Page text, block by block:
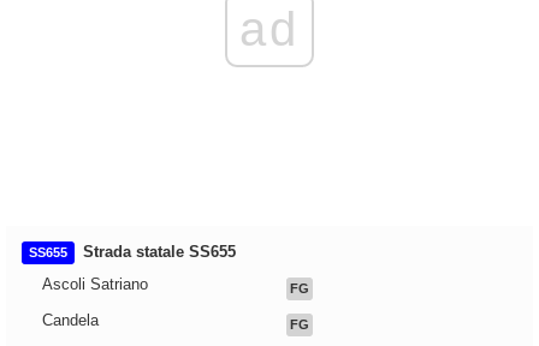
ad
SS655
Strada statale SS655
Ascoli Satriano
FG
Candela FG